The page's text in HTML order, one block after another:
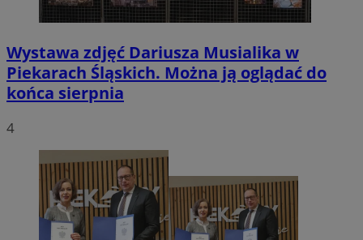
Wystawa zdjęć Dariusza Musialika w
Piekarach Śląskich. Można ją oglądać do
końca sierpnia
4